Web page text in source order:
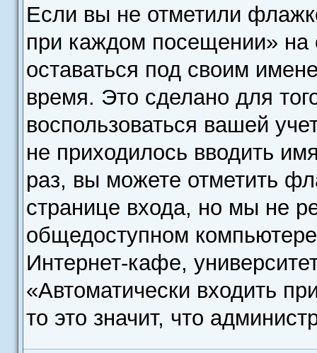
Если вы не отметили
при каждом посещении» на
оставаться под своим
время. Это сделано для
воспользоваться вашей
не приходилось вводить
раз, вы можете отметить
странице входа, но мы не
общедоступном
Интернет-кафе,
«Автоматически входить
то это значит, что